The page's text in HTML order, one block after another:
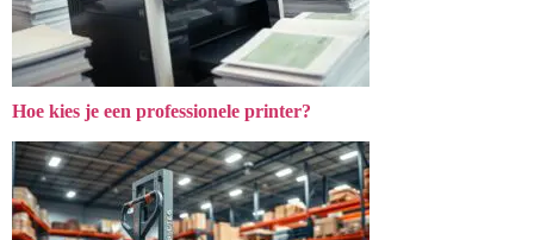
Hoe kies je een professionele printer?